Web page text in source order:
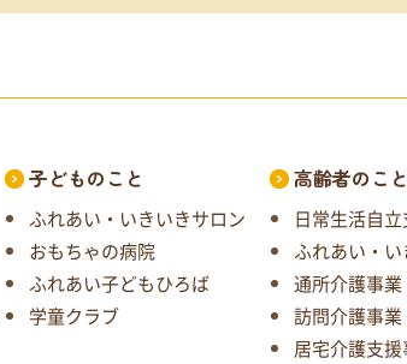
子どものこと
ふれあい・いきいきサロン
おもちゃの病院
ふれあい子どもひろば
学童クラブ
高齢者のこ
日常生活自
ふれあい・
通所介護事業
訪問介護事業
居宅介護支